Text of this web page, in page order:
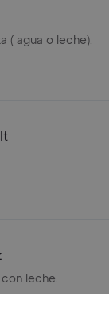
( agua o leche).
leche.